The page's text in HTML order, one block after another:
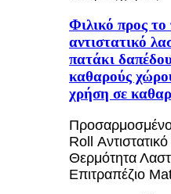
Φιλικό προς το
αντιστατικό
πατάκι
καθαρούς
χρήση σε
Roll
Θερμότητα
Επιτραπέζιο